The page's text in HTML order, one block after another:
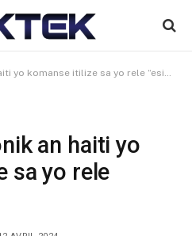
komanse itilize sa yo rele “esim “ lan
an haiti yo
sa yo rele